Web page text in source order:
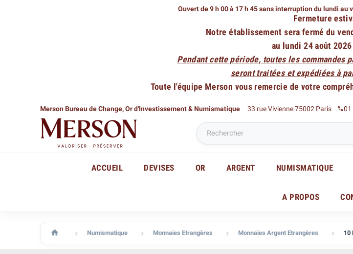
Ouvert de 9 h 00 à 17 h 45 sans interruption du lundi au
Fermeture
Notre établissement sera fermé du
au lundi 24 août
Pendant cette période, toutes les commandes
seront traitées et expédiées à
Toute l'équipe Merson vous remercie de votre
Merson Bureau de Change, Or d'Investissement & Numismatique 33 rue Vivienne 75002 Paris phone01
ACCUEIL DEVISES OR ARGENT NUMISMATIQUE
A PROPOS
  Numismatique  Monnaies Etrangères  Monnaies Argent Etrangères  10